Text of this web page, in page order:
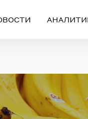
Вход
ЧЕРЕЗ